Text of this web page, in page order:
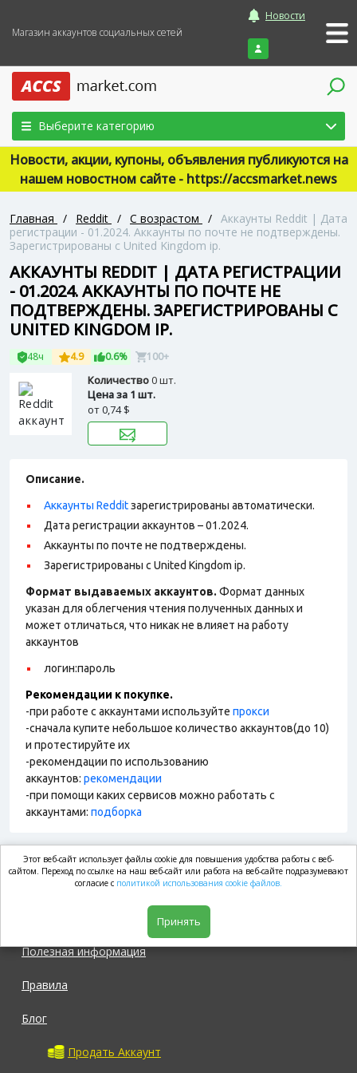
Магазин аккаунтов социальных сетей
Новости
Войти
Выберите категорию
Новости, акции, купоны, объявления публикуются на
нашем новостном сайте - https://accsmarket.news
Главная / Reddit / С возрастом / Аккаунты Reddit | Дата
регистрации - 01.2024. Аккаунты по почте не подтверждены.
Зарегистрированы с United Kingdom ip.
АККАУНТЫ REDDIT | ДАТА РЕГИСТРАЦИИ
- 01.2024. АККАУНТЫ ПО ПОЧТЕ НЕ
ПОДТВЕРЖДЕНЫ. ЗАРЕГИСТРИРОВАНЫ С
UNITED KINGDOM IP.
48ч 4.9 0.6% 100+
Количество0 шт.
Цена за 1 шт.
от0,74 $
Описание.
Аккаунты Redditзарегистрированы автоматически.
Дата регистрации аккаунтов – 01.2024.
Аккаунты по почте не подтверждены.
Зарегистрированы с United Kingdom ip.
Формат выдаваемых аккаунтов. Формат данных
указан для облегчения чтения полученных данных и
может отличаться, что никак не влияет на работу
аккаунтов
логин:пароль
Рекомендации к покупке.
-при работе с аккаунтами используйте прокси
-сначала купите небольшое количество аккаунтов(до 10)
и протестируйте их
-рекомендации по использованию
аккаунтов: рекомендации
-при помощи каких сервисов можно работать с
аккаунтами: подборка
market.com
Полезная информация
Правила
Блог
Продать Аккаунт
Этот веб-сайт использует файлы cookie для повышения удобства работы с веб-
сайтом. Переход по ссылке на наш веб-сайт или работа на веб-сайте подразумевают
согласие с политикой использования cookie файлов.
Принять